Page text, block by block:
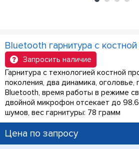
Bluetooth гарнитура с
Запросить наличие
Гарнитура с технологией костной
поколения, два динамика, оголовье,
Bluetooth, время работы в режиме
двойной микрофон отсекает до
шумов, вес гарнитуры: 78 грамм
Цена по запросу